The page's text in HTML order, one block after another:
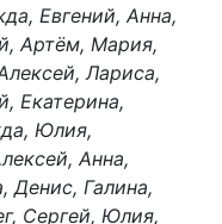
Евгений, Анна,
Артём, Мария,
Лариса,
Екатерина,
Юлия,
Анна,
Денис, Галина,
Сергей, Юлия,